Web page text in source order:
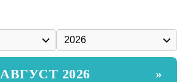
АВГУСТ 2026 »